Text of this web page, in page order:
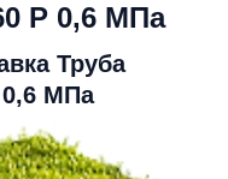
Р 0,6 МПа
Труба
0,6 МПа